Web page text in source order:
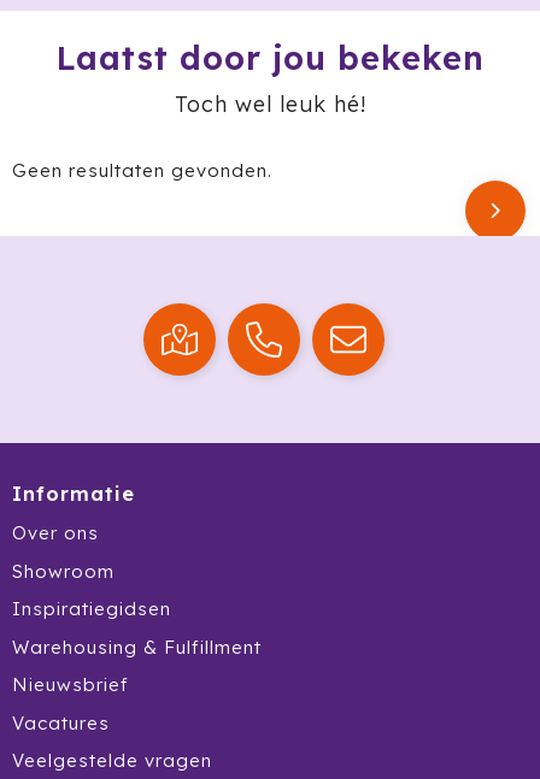
Moleskine
MOYU
Norländer
Ocean Bottle
Peekay
Philips
Pringles
Prixton
Laatst door jou bekeken
Toch wel leuk hé!
Geen resultaten gevonden.
Informatie
Over ons
Showroom
Inspiratiegidsen
Warehousing & Fulfillment
Nieuwsbrief
Vacatures
Veelgestelde vragen